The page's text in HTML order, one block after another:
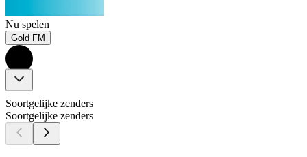
Nu spelen
Gold FM
Soortgelijke zenders
Soortgelijke zenders